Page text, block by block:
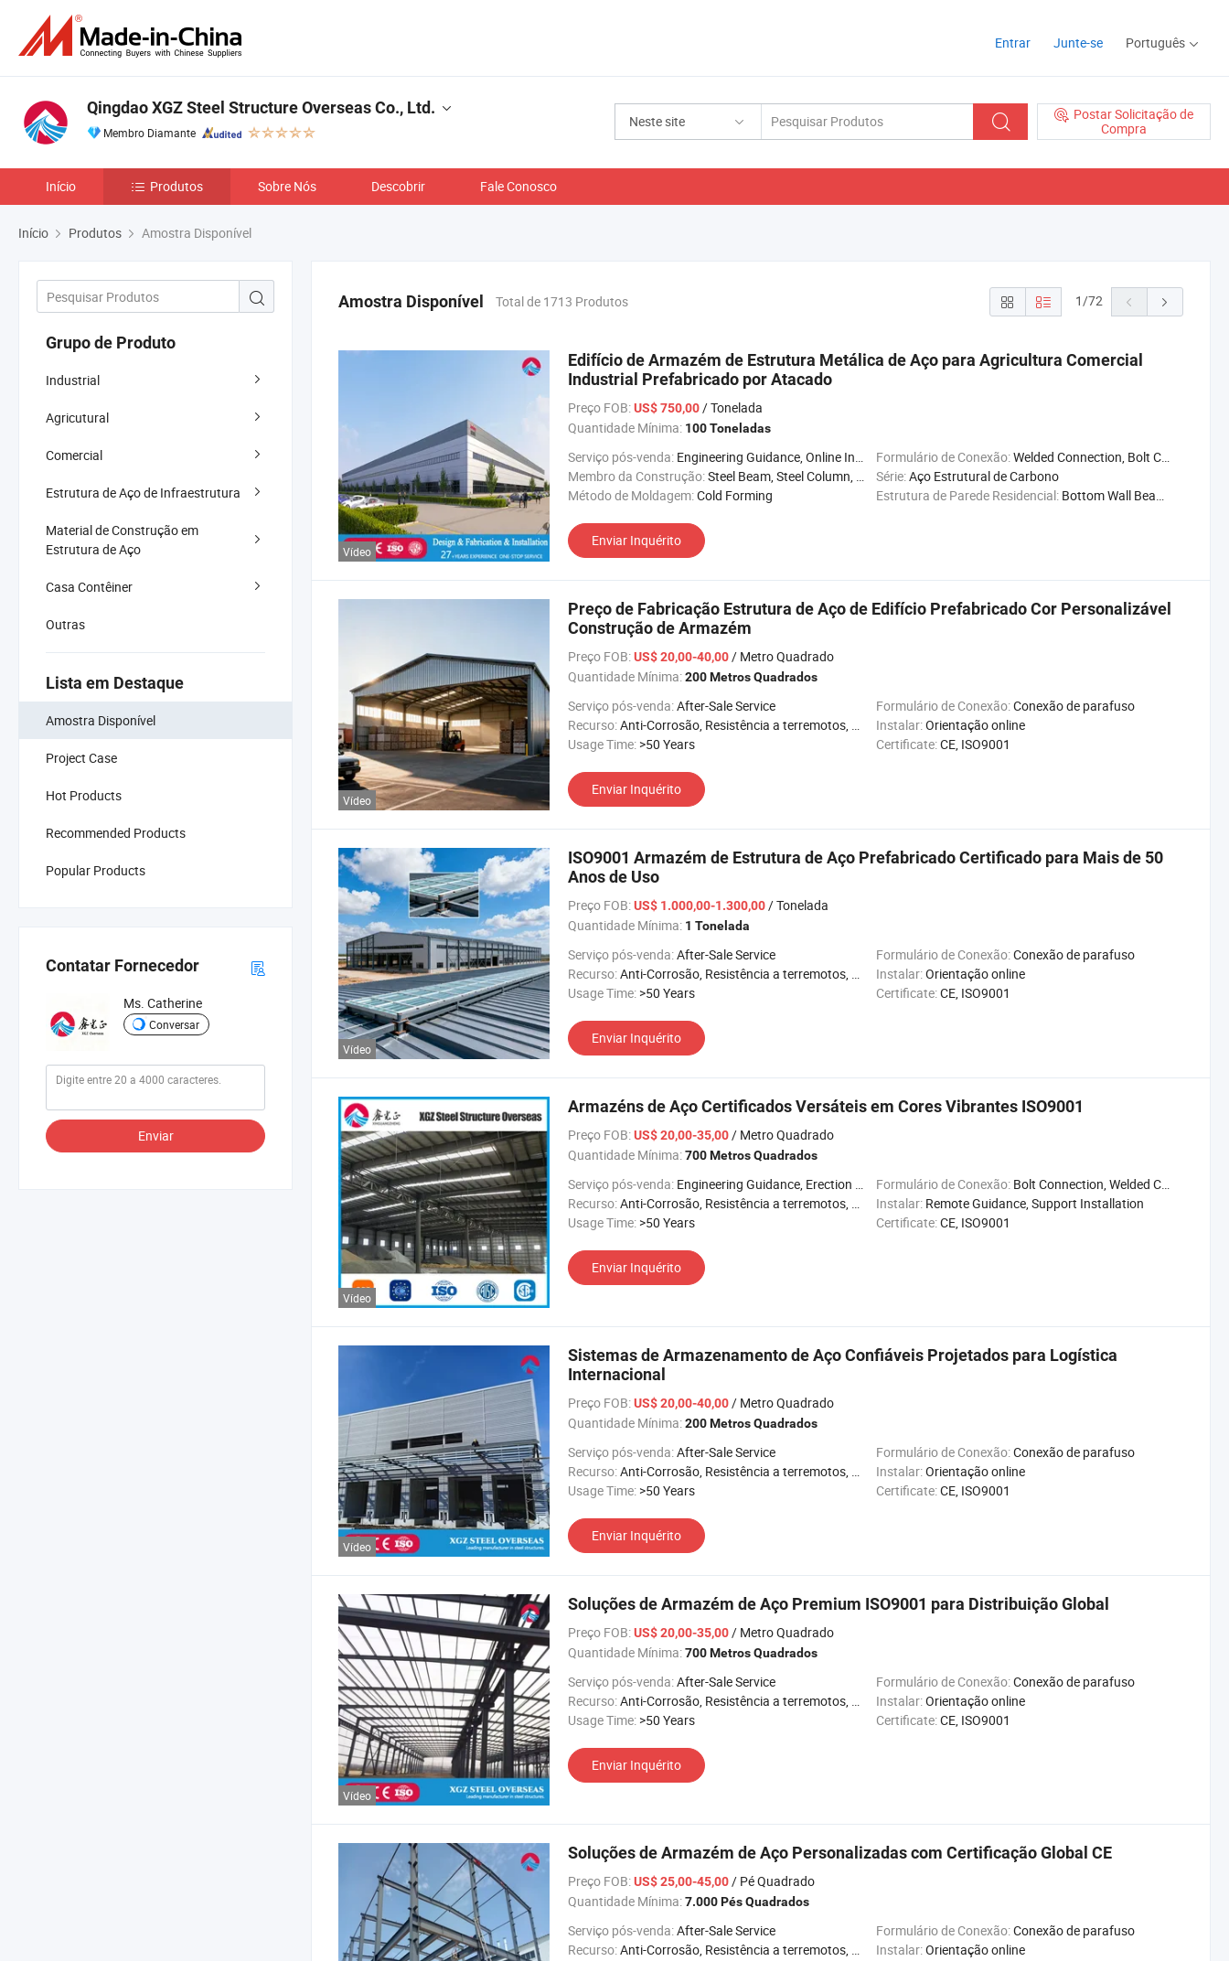
Entrar Junte-se Português
Neste site
Postar Solicitação de
Compra
Qingdao XGZ Steel Structure Overseas Co., Ltd.
Membro Diamante
Início Produtos Sobre Nós Descobrir Fale Conosco
Início Produtos Amostra Disponível
Grupo de Produto
Industrial
Agricutural
Comercial
Estrutura de Aço de Infraestrutura
Material de Construção em
Estrutura de Aço
Casa Contêiner
Outras
Lista em Destaque
Amostra Disponível
Project Case
Hot Products
Recommended Products
Popular Products
Contatar Fornecedor
Ms. Catherine
Conversar
Enviar
Amostra Disponível Total de 1713 Produtos 1/72
Vídeo
Edifício de Armazém de Estrutura Metálica de Aço para Agricultura Comercial
Industrial Prefabricado por Atacado
Preço FOB:US$ 750,00/ Tonelada
Quantidade Mínima: 100 Toneladas
Serviço pós-venda: Engineering Guidance, Online Installation Guidance Formulário de Conexão:Welded Connection, Bolt Connection
Membro da Construção:Steel Beam, Steel Column, Bracing, Purlin Série:Aço Estrutural de Carbono
Método de Moldagem:Cold Forming Estrutura de Parede Residencial: Bottom Wall Beam, Connector, Top Wall Beam, etc.
Enviar Inquérito
Vídeo
Preço de Fabricação Estrutura de Aço de Edifício Prefabricado Cor Personalizável
Construção de Armazém
Preço FOB:US$ 20,00-40,00/ Metro Quadrado
Quantidade Mínima:200 Metros Quadrados
Serviço pós-venda:After-Sale Service Formulário de Conexão:Conexão de parafuso
Recurso:Anti-Corrosão, Resistência a terremotos, Fácil de instalar, Alta Intensidade, Reciclável Instalar:Orientação online
Usage Time: >50 Years Certificate:CE, ISO9001
Enviar Inquérito
Vídeo
ISO9001 Armazém de Estrutura de Aço Prefabricado Certificado para Mais de 50
Anos de Uso
Preço FOB:US$ 1.000,00-1.300,00/ Tonelada
Quantidade Mínima: 1 Tonelada
Serviço pós-venda:After-Sale Service Formulário de Conexão:Conexão de parafuso
Recurso:Anti-Corrosão, Resistência a terremotos, Fácil de instalar, Alta Intensidade, Reciclável Instalar:Orientação online
Usage Time: >50 Years Certificate:CE, ISO9001
Enviar Inquérito
Vídeo
Armazéns de Aço Certificados Versáteis em Cores Vibrantes ISO9001
Preço FOB:US$ 20,00-35,00/ Metro Quadrado
Quantidade Mínima:700 Metros Quadrados
Serviço pós-venda: Engineering Guidance, Erection Instructions Formulário de Conexão: Bolt Connection, Welded Connection
Recurso:Anti-Corrosão, Resistência a terremotos, Fácil de instalar, Alta Intensidade, Reciclável Instalar: Remote Guidance, Support Installation
Usage Time: >50 Years Certificate:CE, ISO9001
Enviar Inquérito
Vídeo
Sistemas de Armazenamento de Aço Confiáveis Projetados para Logística
Internacional
Preço FOB:US$ 20,00-40,00/ Metro Quadrado
Quantidade Mínima:200 Metros Quadrados
Serviço pós-venda:After-Sale Service Formulário de Conexão:Conexão de parafuso
Recurso:Anti-Corrosão, Resistência a terremotos, Fácil de instalar, Alta Intensidade, Reciclável Instalar:Orientação online
Usage Time: >50 Years Certificate:CE, ISO9001
Enviar Inquérito
Vídeo
Soluções de Armazém de Aço Premium ISO9001 para Distribuição Global
Preço FOB:US$ 20,00-35,00/ Metro Quadrado
Quantidade Mínima:700 Metros Quadrados
Serviço pós-venda:After-Sale Service Formulário de Conexão:Conexão de parafuso
Recurso:Anti-Corrosão, Resistência a terremotos, Fácil de instalar, Alta Intensidade, Reciclável Instalar:Orientação online
Usage Time: >50 Years Certificate:CE, ISO9001
Enviar Inquérito
Soluções de Armazém de Aço Personalizadas com Certificação Global CE
Preço FOB:US$ 25,00-45,00/ Pé Quadrado
Quantidade Mínima:7.000 Pés Quadrados
Serviço pós-venda:After-Sale Service Formulário de Conexão:Conexão de parafuso
Recurso:Anti-Corrosão, Resistência a terremotos, Fácil de instalar, Alta Intensidade, Reciclável Instalar:Orientação online